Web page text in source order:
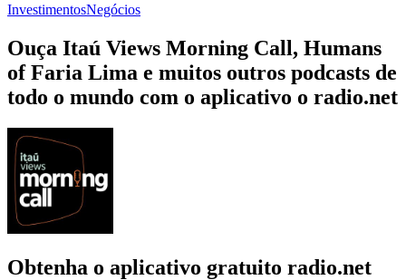
InvestimentosNegócios
Ouça Itaú Views Morning Call, Humans
of Faria Lima e muitos outros podcasts de
todo o mundo com o aplicativo o radio.net
Obtenha o aplicativo gratuito radio.net